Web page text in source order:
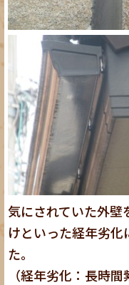
気にされていた外壁
けといった経年劣
た。
（経年劣化：長時